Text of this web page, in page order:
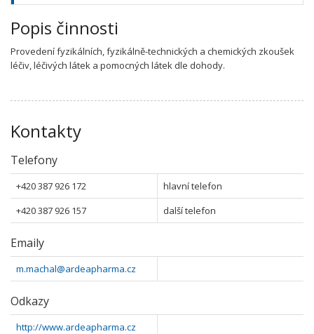
Popis činnosti
Provedení fyzikálních, fyzikálně-technických a chemických zkoušek
léčiv, léčivých látek a pomocných látek dle dohody.
Kontakty
Telefony
+420 387 926 172
hlavní telefon
+420 387 926 157
další telefon
Emaily
m.machal@ardeapharma.cz
Odkazy
http://www.ardeapharma.cz